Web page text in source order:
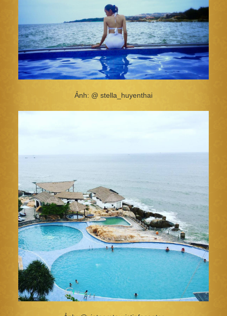
Ảnh: @ stella_huyenthai